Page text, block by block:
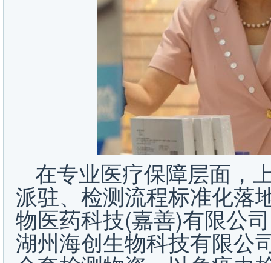
在专业医疗保障层面，
派驻、检测流程标准化落
物医药科技(嘉善)有限公
湖州海创生物科技有限公